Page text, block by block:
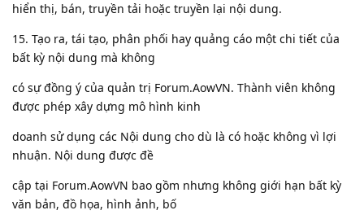
hiển thị, bán, truyền tải hoặc truyền lại nội dung.
15. Tạo ra, tái tạo, phân phối hay quảng cáo một chi tiết của
bất kỳ nội dung mà không
có sự đồng ý của quản trị Forum.AowVN. Thành viên không
được phép xây dựng mô hình kinh
doanh sử dụng các Nội dung cho dù là có hoặc không vì lợi
nhuận. Nội dung được đề
cập tại Forum.AowVN bao gồm nhưng không giới hạn bất kỳ
văn bản, đồ họa, hình ảnh, bố